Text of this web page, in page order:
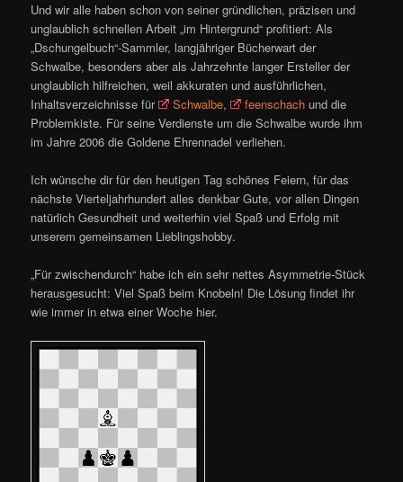
Und wir alle haben schon von seiner gründlichen, präzisen und
unglaublich schnellen Arbeit „im Hintergrund“ profitiert: Als
„Dschungelbuch“-Sammler, langjähriger Bücherwart der
Schwalbe, besonders aber als Jahrzehnte langer Ersteller der
unglaublich hilfreichen, weil akkuraten und ausführlichen,
Inhaltsverzeichnisse für
Schwalbe, feenschach und die
Problemkiste. Für seine Verdienste um die Schwalbe wurde ihm
im Jahre 2006 die Goldene Ehrennadel verliehen.
Ich wünsche dir für den heutigen Tag schönes Feiern, für das
nächste Vierteljahrhundert alles denkbar Gute, vor allen Dingen
natürlich Gesundheit und weiterhin viel Spaß und Erfolg mit
unserem gemeinsamen Lieblingshobby.
„Für zwischendurch“ habe ich ein sehr nettes Asymmetrie-Stück
herausgesucht: Viel Spaß beim Knobeln! Die Lösung findet ihr
wie immer in etwa einer Woche hier.